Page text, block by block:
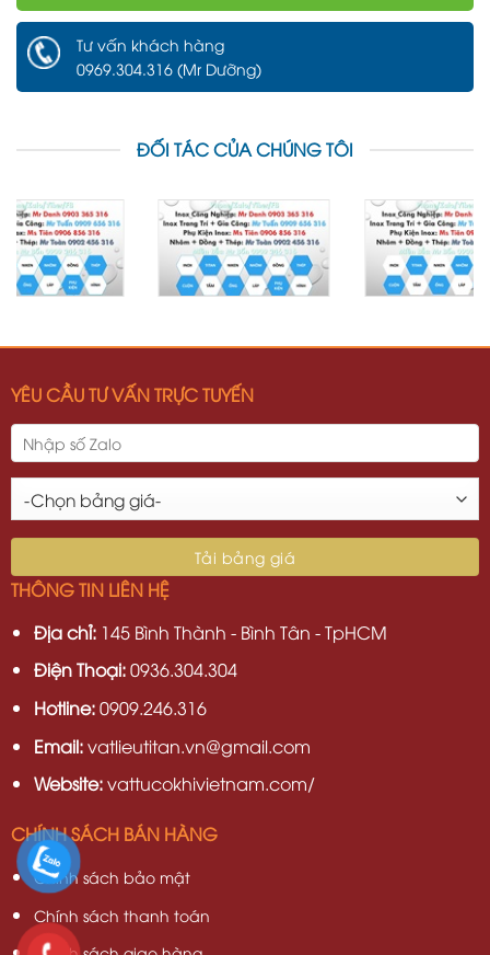
Tư vấn khách hàng
0969.304.316 (Mr Dưỡng)
ĐỐI TÁC CỦA CHÚNG TÔI
YÊU CẦU TƯ VẤN TRỰC TUYẾN
THÔNG TIN LIÊN HỆ
Địa chỉ:145 Bình Thành - Bình Tân - TpHCM
Điện Thoại:0936.304.304
Hotline:0909.246.316
Email:vatlieutitan.vn@gmail.com
Website:vattucokhivietnam.com/
CHÍNH SÁCH BÁN HÀNG
Chính sách bảo mật
Chính sách thanh toán